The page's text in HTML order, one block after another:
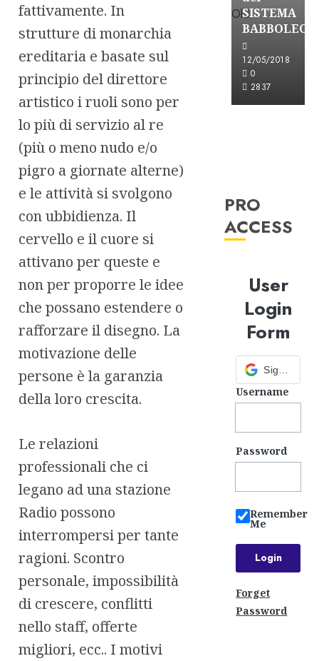
fattivamente. In
strutture di monarchia
ereditaria e basate sul
principio del direttore
artistico i ruoli sono per
lo più di servizio al re
(più o meno nudo e/o
pigro a giornate alterne)
e le attività si svolgono
con ubbidienza. Il
cervello e il cuore si
attivano per queste e
non per proporre le idee
che possano estendere o
rafforzare il disegno. La
motivazione delle
persone è la garanzia
della loro crescita.
Le relazioni
professionali che ci
legano ad una stazione
Radio possono
interrompersi per tante
ragioni. Scontro
personale, impossibilità
di crescere, conflitti
nello staff, offerte
migliori, ecc.. I motivi
SISTEMA
BABBOLEO
12/05/2018
0
2837
PRO
ACCESS
User
Login
Form
Username
Password
Remember
Me
Forget
Password